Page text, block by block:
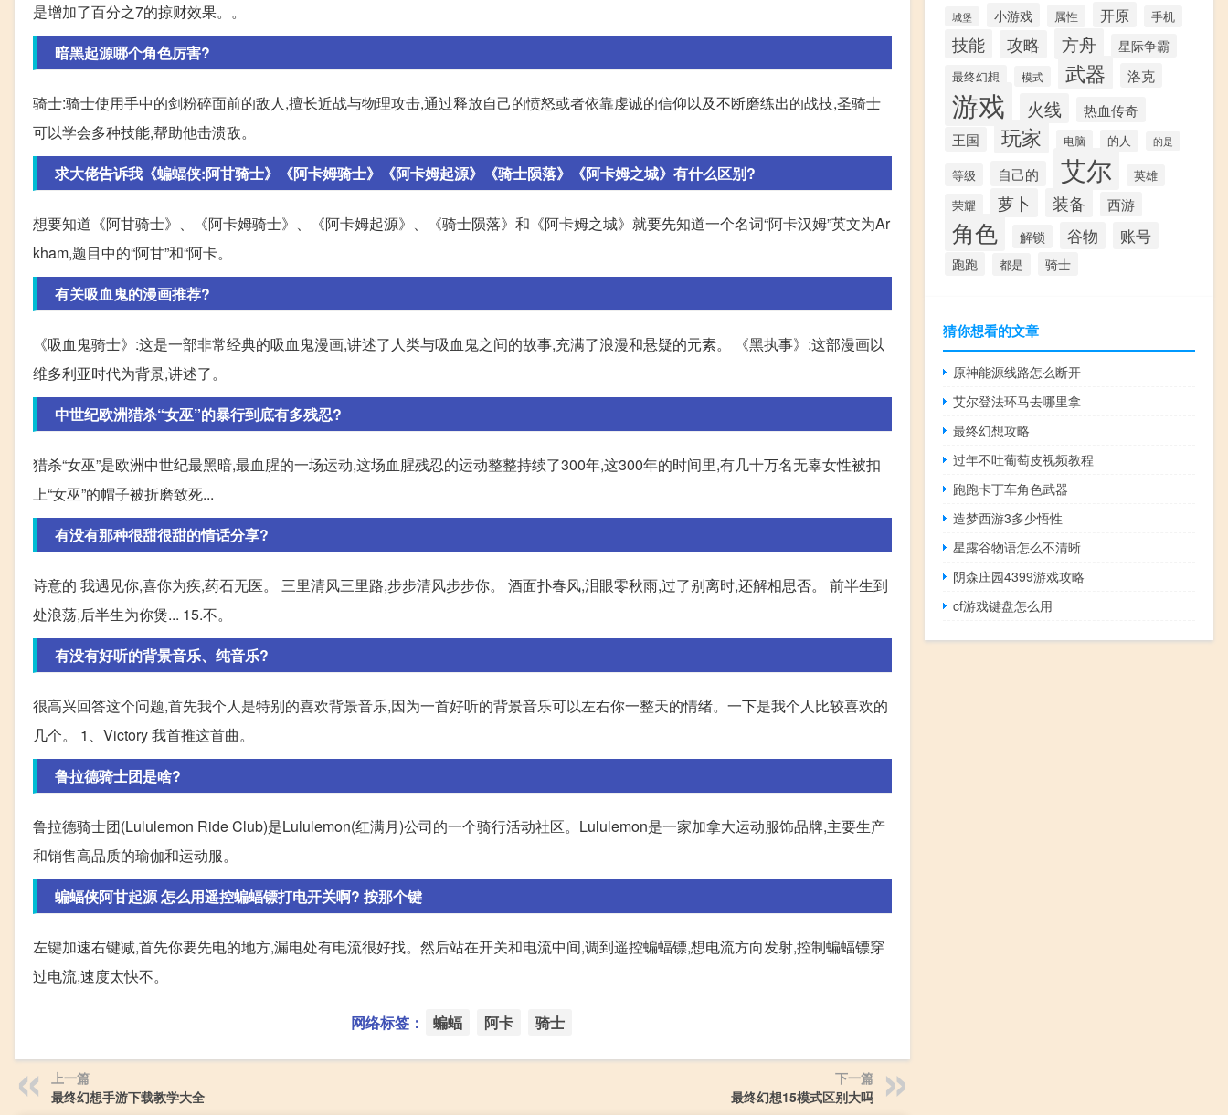
是增加了百分之7的掠财效果。。
暗黑起源哪个角色厉害?
骑士:骑士使用手中的剑粉碎面前的敌人,擅长近战与物理攻击,通过释放自己的愤怒或者依靠虔诚的信仰以及不断磨练出的战技,圣骑士
可以学会多种技能,帮助他击溃敌。
求大佬告诉我《蝙蝠侠:阿甘骑士》《阿卡姆骑士》《阿卡姆起源》《骑士陨落》《阿卡姆之城》有什么区别?
想要知道《阿甘骑士》、《阿卡姆骑士》、《阿卡姆起源》、《骑士陨落》和《阿卡姆之城》就要先知道一个名词“阿卡汉姆”英文为Ar
kham,题目中的“阿甘”和“阿卡。
有关吸血鬼的漫画推荐?
《吸血鬼骑士》:这是一部非常经典的吸血鬼漫画,讲述了人类与吸血鬼之间的故事,充满了浪漫和悬疑的元素。 《黑执事》:这部漫画以
维多利亚时代为背景,讲述了。
中世纪欧洲猎杀“女巫”的暴行到底有多残忍?
猎杀“女巫”是欧洲中世纪最黑暗,最血腥的一场运动,这场血腥残忍的运动整整持续了300年,这300年的时间里,有几十万名无辜女性被扣
上“女巫”的帽子被折磨致死...
有没有那种很甜很甜的情话分享?
诗意的 我遇见你,喜你为疾,药石无医。 三里清风三里路,步步清风步步你。 酒面扑春风,泪眼零秋雨,过了别离时,还解相思否。 前半生到
处浪荡,后半生为你煲... 15.不。
有没有好听的背景音乐、纯音乐?
很高兴回答这个问题,首先我个人是特别的喜欢背景音乐,因为一首好听的背景音乐可以左右你一整天的情绪。一下是我个人比较喜欢的
几个。 1、Victory 我首推这首曲。
鲁拉德骑士团是啥?
鲁拉德骑士团(Lululemon Ride Club)是Lululemon(红满月)公司的一个骑行活动社区。Lululemon是一家加拿大运动服饰品牌,主要生产
和销售高品质的瑜伽和运动服。
蝙蝠侠阿甘起源 怎么用遥控蝙蝠镖打电开关啊? 按那个键
左键加速右键减,首先你要先电的地方,漏电处有电流很好找。然后站在开关和电流中间,调到遥控蝙蝠镖,想电流方向发射,控制蝙蝠镖穿
过电流,速度太快不。
网络标签： 蝙蝠 阿卡 骑士
上一篇
最终幻想手游下载教学大全
下一篇
最终幻想15模式区别大吗
城堡 小游戏 属性 开原 手机
技能 攻略 方舟 星际争霸
最终幻想 模式 武器 洛克
游戏 火线 热血传奇
王国 玩家 电脑 的人 的是
等级 自己的 艾尔 英雄
荣耀 萝卜 装备 西游
角色 解锁 谷物 账号
跑跑 都是 骑士
猜你想看的文章
原神能源线路怎么断开
艾尔登法环马去哪里拿
最终幻想攻略
过年不吐葡萄皮视频教程
跑跑卡丁车角色武器
造梦西游3多少悟性
星露谷物语怎么不清晰
阴森庄园4399游戏攻略
cf游戏键盘怎么用